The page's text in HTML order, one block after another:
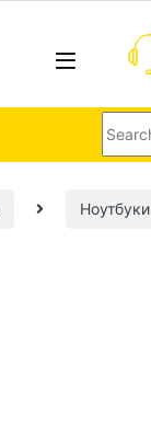
Ноутбуки